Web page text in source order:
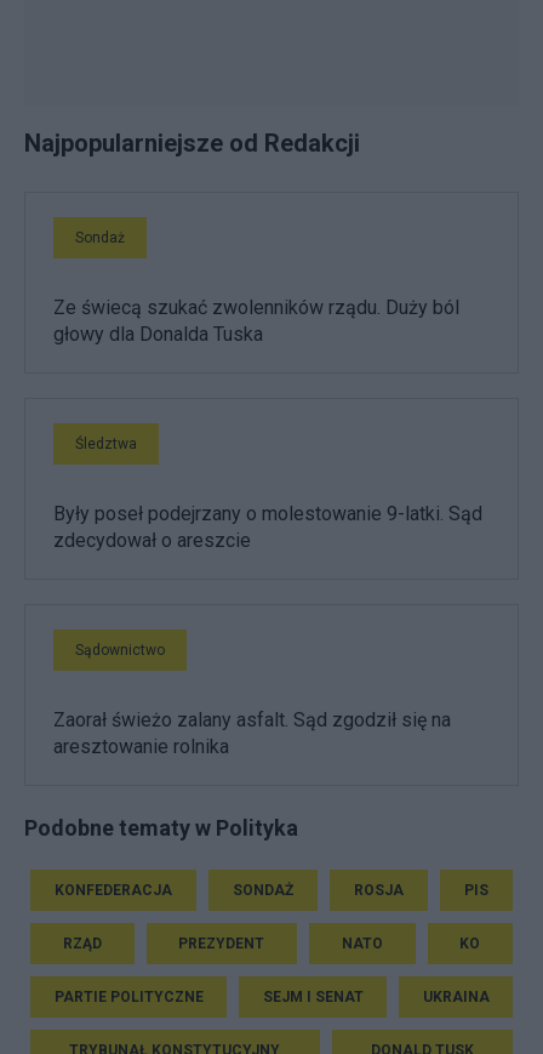
Najpopularniejsze od Redakcji
Sondaż
Ze świecą szukać zwolenników rządu. Duży ból
głowy dla Donalda Tuska
Śledztwa
Były poseł podejrzany o molestowanie 9-latki. Sąd
zdecydował o areszcie
Sądownictwo
Zaorał świeżo zalany asfalt. Sąd zgodził się na
aresztowanie rolnika
Podobne tematy w Polityka
KONFEDERACJA SONDAŻ ROSJA PIS
RZĄD PREZYDENT NATO KO
PARTIE POLITYCZNE SEJM I SENAT UKRAINA
TRYBUNAŁ KONSTYTUCYJNY DONALD TUSK